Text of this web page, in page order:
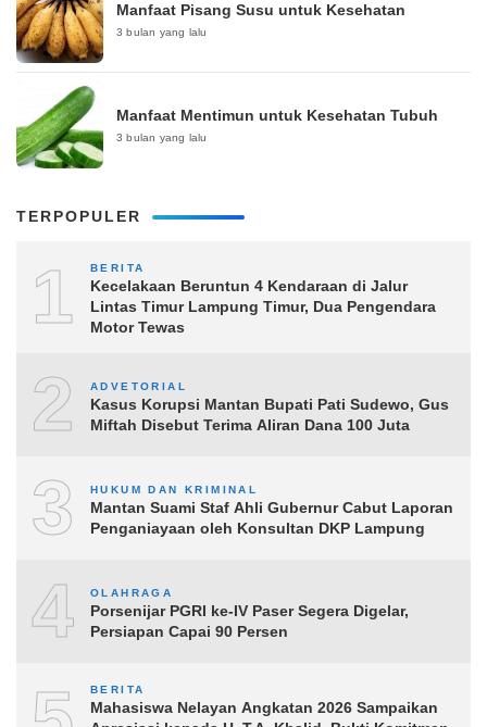
Manfaat Pisang Susu untuk Kesehatan
3 bulan yang lalu
Manfaat Mentimun untuk Kesehatan Tubuh
3 bulan yang lalu
TERPOPULER
1 BERITA
Kecelakaan Beruntun 4 Kendaraan di Jalur
Lintas Timur Lampung Timur, Dua Pengendara
Motor Tewas
2 ADVETORIAL
Kasus Korupsi Mantan Bupati Pati Sudewo, Gus
Miftah Disebut Terima Aliran Dana 100 Juta
3 HUKUM DAN KRIMINAL
Mantan Suami Staf Ahli Gubernur Cabut Laporan
Penganiayaan oleh Konsultan DKP Lampung
4 OLAHRAGA
Porsenijar PGRI ke-IV Paser Segera Digelar,
Persiapan Capai 90 Persen
BERITA
Mahasiswa Nelayan Angkatan 2026 Sampaikan